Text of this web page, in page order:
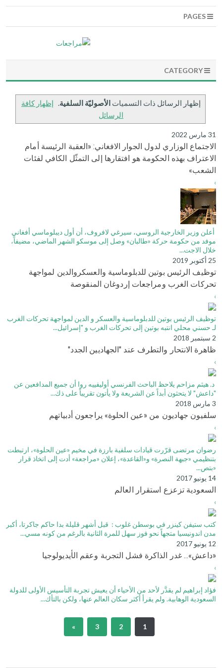
CATEGORY
‏إظهار الرسائل ذات التسميات الأصوليّة السلفية. إظهار كافة
الرسائل
31 مارس 2022
الاجتماع الوزاري لدول الجوار الافغاني: «العقبة الرئيسة أمام
الاعتراف بهذه الحكومة هو افتقارها إلى التمثّل الكافي لفئات
الشعب»
›
أعلن وزير الخارجية الروسي، سيرغي لافروف، أن أول ديبلوماسي أفغاني
موفد من حكومة حركة «طالبان» وصل إلى موسكو الشهر الماضي، مضيفاً،
خلال الاجت...
25 أكتوبر 2019
توظيف الرئيس بوتين للدبلوماسية والعسكروالدين لمواجهة
تحركات الغرب ومراجعات إردوغان المنقوصة
›
توظيف الرئيس بوتين للدبلوماسية والعسكر و الدين لمواجهة تحركات الغرب
لـ حسني محلي انتبه بوتين إلى تحركات الغرب و "إسرائيل...
2 سبتمبر 2018
ظاهرة الانتحار والتطرف عند "الجهاديين الجدد"
›
د. هيثم مزاحم يلاحظ الباحث الفرنسي أوليفييه روا أن جميع المدافعين عن
"داعش" لا يتحثون أبداً عن الشريعة ولا يأتون تقريباً على ذك...
3 مارس 2018
سلفيون جهاديون من «عين الحلوة» يراجعون أدبياتهم
›
رضوان مرتضى قرّرت قيادات سلفية بارزة في مخيم «عين الحلوة»، ارتبطت
بتنظيمي «جبهة النصرة» و«القاعدة»، إعلان «مراجعة» أدت إلى اتخاذ قرار
«بتص...
14 يونيو 2017
السعودية تزعزع استقرار العالم
›
كتب ستيفن كينزر في بوسطن غلوب : قبل أشهر قليلة بدا حاكم جاكرتا، أكبر
مدن اندونيسيا متجهاً نحو فوز سهل للمرة الثانية بالرغم من كونه مسي...
12 يونيو 2017
«داعش»... غدر الذاكرة فشل التجربة وعقم الأيديولوجيا
›
فؤاد إبراهيم لم يقدَّر لأحد من الأحياء أن يعيش تجربة التأسيس الأولى للدولة
السعودية الوهابية. ولم يقرأ أكثر سكان العالم عنها، ولكن بالتأك...
1
2
3
»